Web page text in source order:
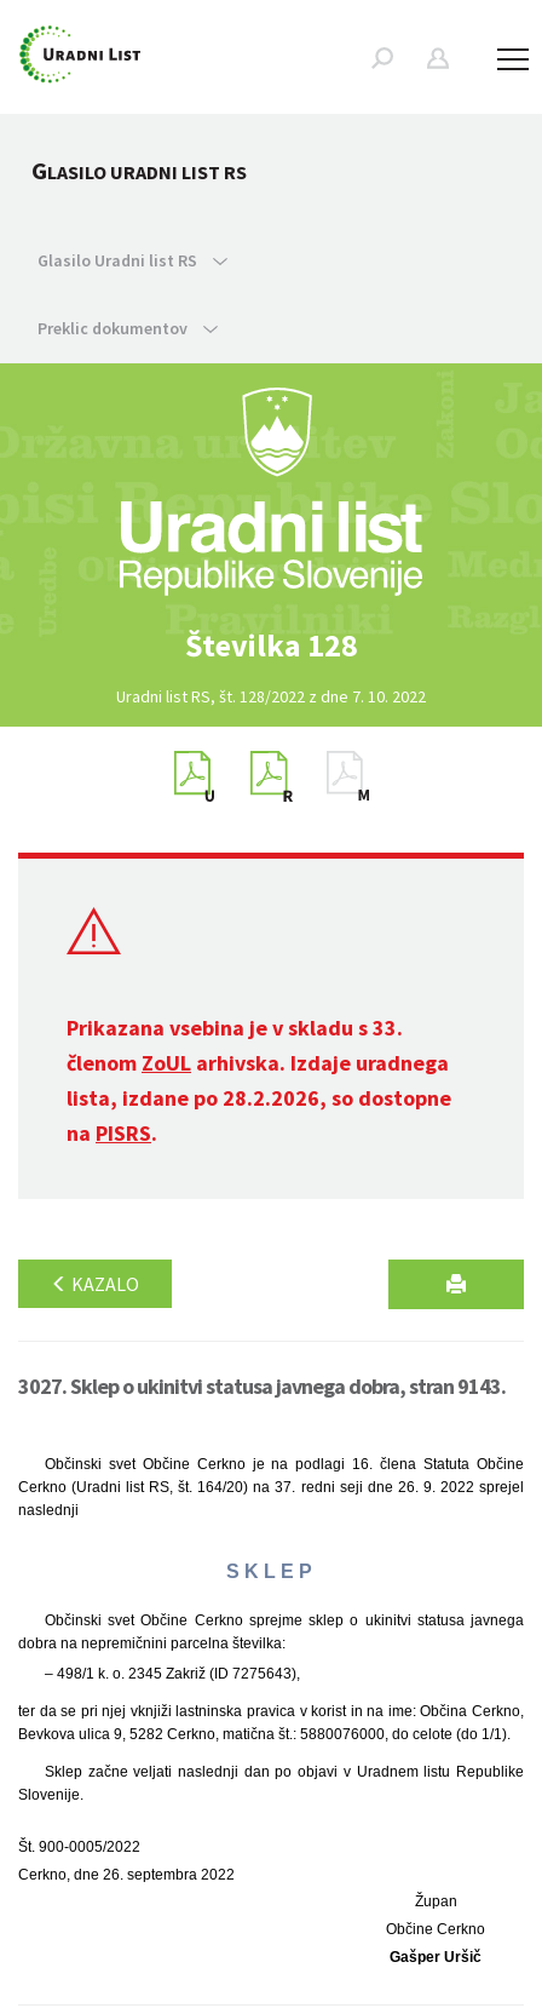
GLASILO URADNI LIST RS
Glasilo Uradni list RS
Preklic dokumentov
Številka 128
Uradni list RS, št. 128/2022 z dne 7. 10. 2022
Prikazana vsebina je v skladu s 33.
členom ZoUL arhivska. Izdaje uradnega
lista, izdane po 28.2.2026, so dostopne
na PISRS.
KAZALO
3027. Sklep o ukinitvi statusa javnega dobra, stran 9143.
Občinski svet Občine Cerkno je na podlagi 16. člena Statuta Občine
Cerkno (Uradni list RS, št. 164/20) na 37. redni seji dne 26. 9. 2022 sprejel
naslednji
S K L E P
Občinski svet Občine Cerkno sprejme sklep o ukinitvi statusa javnega
dobra na nepremičnini parcelna številka:
– 498/1 k. o. 2345 Zakriž (ID 7275643),
ter da se pri njej vknjiži lastninska pravica v korist in na ime: Občina Cerkno,
Bevkova ulica 9, 5282 Cerkno, matična št.: 5880076000, do celote (do 1/1).
Sklep začne veljati naslednji dan po objavi v Uradnem listu Republike
Slovenije.
Št. 900-0005/2022
Cerkno, dne 26. septembra 2022
Župan
Občine Cerkno
Gašper Uršič